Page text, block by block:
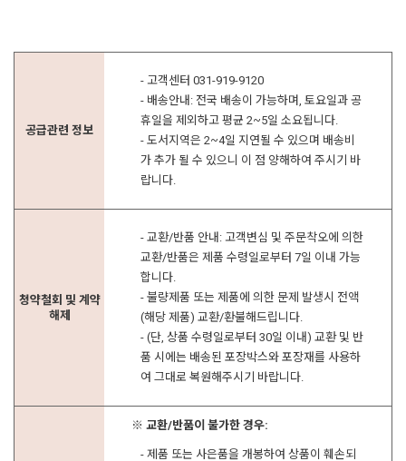
공급관련 정보
- 고객센터 031-919-9120
- 배송안내: 전국 배송이 가능하며, 토요일과 공
휴일을 제외하고 평균 2~5일 소요됩니다.
- 도서지역은 2~4일 지연될 수 있으며 배송비
가 추가 될 수 있으니 이 점 양해하여 주시기 바
랍니다.
청약철회 및 계약
해제
- 교환/반품 안내: 고객변심 및 주문착오에 의한
교환/반품은 제품 수령일로부터 7일 이내 가능
합니다.
- 불량제품 또는 제품에 의한 문제 발생시 전액
(해당 제품) 교환/환불해드립니다.
- (단, 상품 수령일로부터 30일 이내) 교환 및 반
품 시에는 배송된 포장박스와 포장재를 사용하
여 그대로 복원해주시기 바랍니다.
※ 교환/반품이 불가한 경우:
- 제품 또는 사은품을 개봉하여 상품이 훼손되